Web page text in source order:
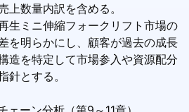
上数量内訳を含める。
生ミニ伸縮フォークリフト市場の
を明らかにし、顧客が過去の成長
造を特定して市場参入や資源配分
針とする。